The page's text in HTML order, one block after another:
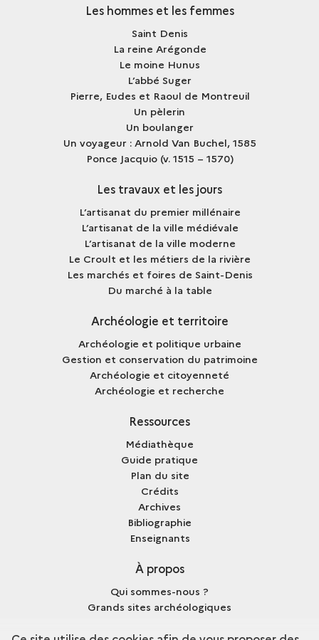
Les hommes et les femmes
Saint Denis
La reine Arégonde
Le moine Hunus
L’abbé Suger
Pierre, Eudes et Raoul de Montreuil
Un pèlerin
Un boulanger
Un voyageur : Arnold Van Buchel, 1585
Ponce Jacquio (v. 1515 – 1570)
Les travaux et les jours
L’artisanat du premier millénaire
L’artisanat de la ville médiévale
L’artisanat de la ville moderne
Le Croult et les métiers de la rivière
Les marchés et foires de Saint-Denis
Du marché à la table
Archéologie et territoire
Archéologie et politique urbaine
Gestion et conservation du patrimoine
Archéologie et citoyenneté
Archéologie et recherche
Ressources
Médiathèque
Guide pratique
Plan du site
Crédits
Archives
Bibliographie
Enseignants
À propos
Qui sommes-nous ?
Grands sites archéologiques